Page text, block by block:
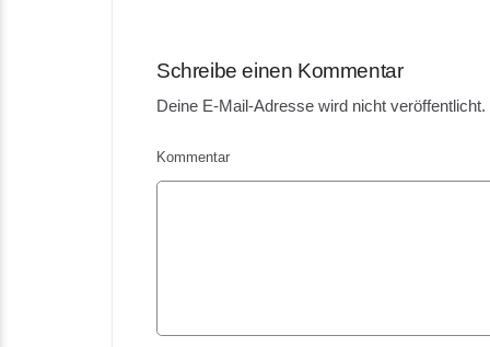
Schreibe einen Kommentar
Deine E-Mail-Adresse wird nicht veröffentlicht.
Kommentar